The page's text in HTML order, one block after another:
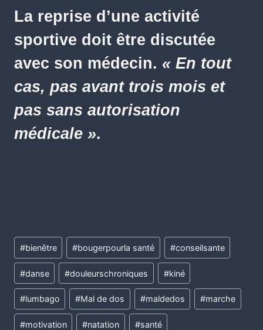
La reprise d’une activité
sportive doit être discutée
avec son médecin. « En tout
cas, pas avant trois mois et
pas sans autorisation
médicale ».
#bienêtre #bougerpourla santé #conseilsante
#danse #douleurschroniques #kiné
#lumbago #Mal de dos #maldedos #marche
#motivation #natation #santé